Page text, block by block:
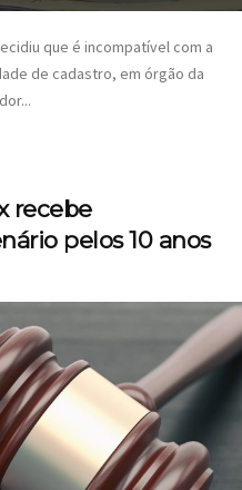
que é incompatível com a
de cadastro, em órgão da
recebe
pelos 10 anos